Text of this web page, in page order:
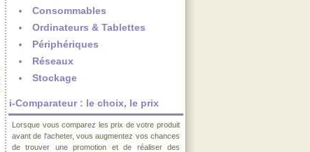
Consommables
Ordinateurs & Tablettes
Périphériques
Réseaux
Stockage
i-Comparateur : le choix, le prix
Lorsque vous comparez les prix de votre produit
avant de l'acheter, vous augmentez vos chances
de trouver une promotion et de réaliser des